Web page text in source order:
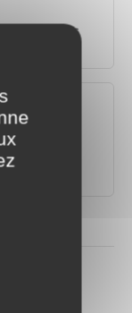
d'un temps
pour